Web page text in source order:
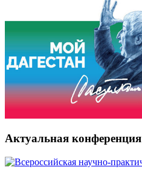
Актуальная конференция